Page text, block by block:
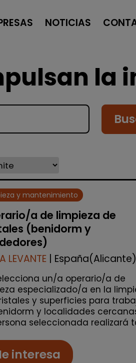
NOTICIAS
la
y mantenimiento
a de limpieza de
(benidorm y
LEVANTE | España(Alicante)
un/a operario/a de
especializado/a en la
y superficies para
y localidades
seleccionada realizará
interesa